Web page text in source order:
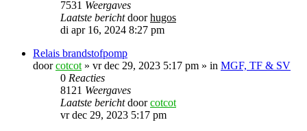
7531 Weergaves
Laatste berichtdoorhugos
di apr 16, 2024 8:27 pm
Relais brandstofpomp
doorcotcot » vr dec 29, 2023 5:17 pm » in MGF, TF & SV
0 Reacties
8121 Weergaves
Laatste berichtdoorcotcot
vr dec 29, 2023 5:17 pm